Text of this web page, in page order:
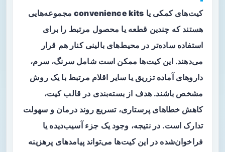
کیت‌های کمکی یا convenience kitsمجموعه‌هایی
هستند که چندین قطعه یا محصول مرتبط را برای
استفاده ساده‌تر در محیط‌های بالینی کنار هم قرار
می‌دهند. این کیت‌ها ممکن است شامل سرنگ، سرم،
داروهای آماده تزریق یا سایر اقلام مرتبط با یک روش
مشخص باشند. هدف از بسته‌بندی در قالب کیت،
کاهش خطاهای پرستاری، تسریع روند درمان و سهولت
تدارک است. در نتیجه، وجود یک جزء آسیب‌دیده یا
فراخوان‌شده در این کیت‌ها می‌تواند پیامدهای پرهزینه